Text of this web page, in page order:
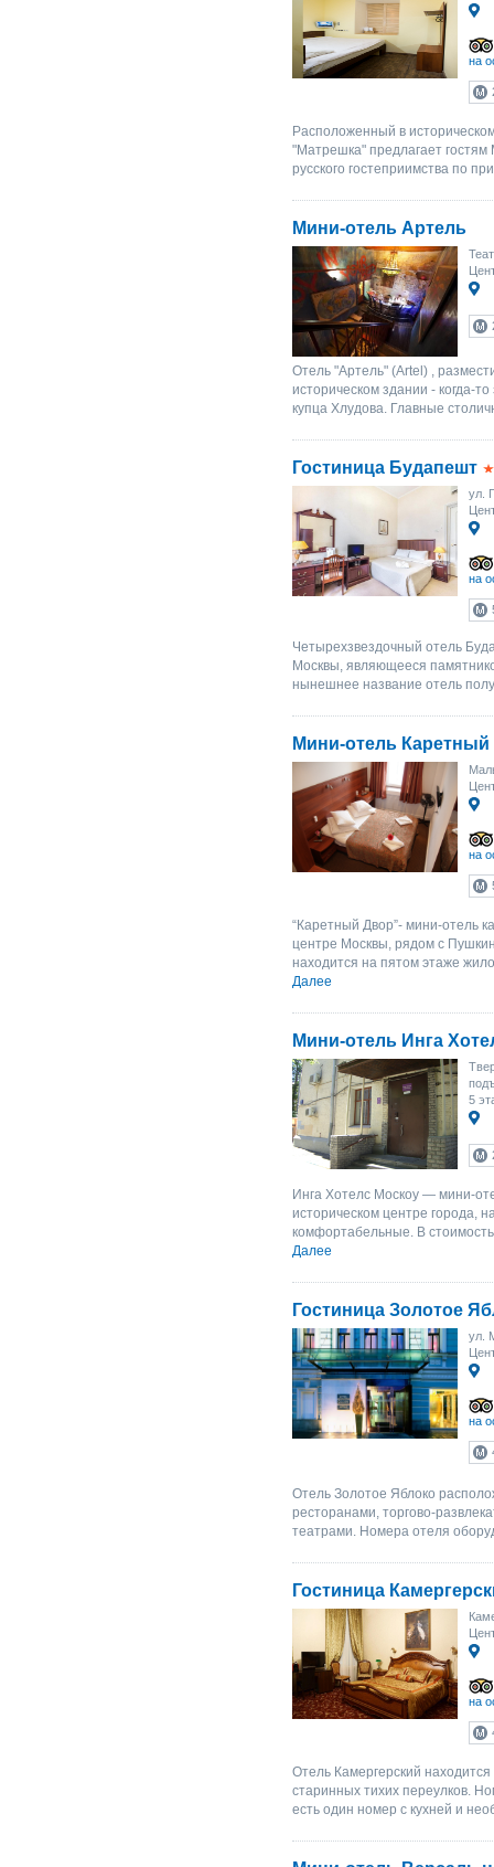
на
Расположенный в
"Матрешка" предлагает гостям
русского гостеприимства по
Мини-отель Артель
Отель "Артель" (Artel) ,
историческом здании - когда-
купца Хлудова. Главные
Гостиница Будапешт
ул.
на
Четырехзвездочный отель
Москвы, являющееся
нынешнее название отель
Мини-отель
на
“Каретный Двор”- мини-отель
центре Москвы, рядом с
находится на пятом этаже
Далее
Мини-отель Инга
5
Инга Хотелс Москоу — мини-
историческом центре города,
комфортабельные. В
Далее
Гостиница Золотое
ул.
на
Отель Золотое Яблоко
ресторанами, торгово-
театрами. Номера отеля
Гостиница
на
Отель Камергерский
старинных тихих переулков.
есть один номер с кухней и